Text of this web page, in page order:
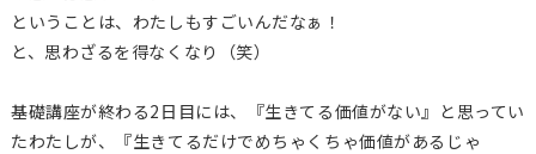
ということは、わたしもすごいんだなぁ！
と、思わざるを得なくなり（笑）
基礎講座が終わる2日目には、『生きてる価値がない』と思ってい
たわたしが、『生きてるだけでめちゃくちゃ価値があるじゃ